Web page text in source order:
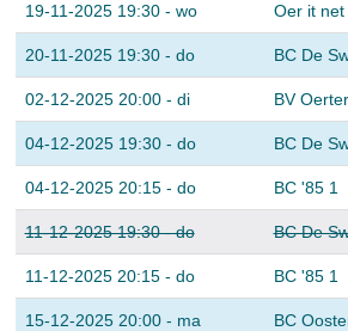
19-11-2025 19:30 - wo Oer it net
20-11-2025 19:30 - do BC De
02-12-2025 20:00 - di BV
04-12-2025 19:30 - do BC De
04-12-2025 20:15 - do BC '85 1
11-12-2025 19:30 - do BC De
11-12-2025 20:15 - do BC '85 1
15-12-2025 20:00 - ma BC